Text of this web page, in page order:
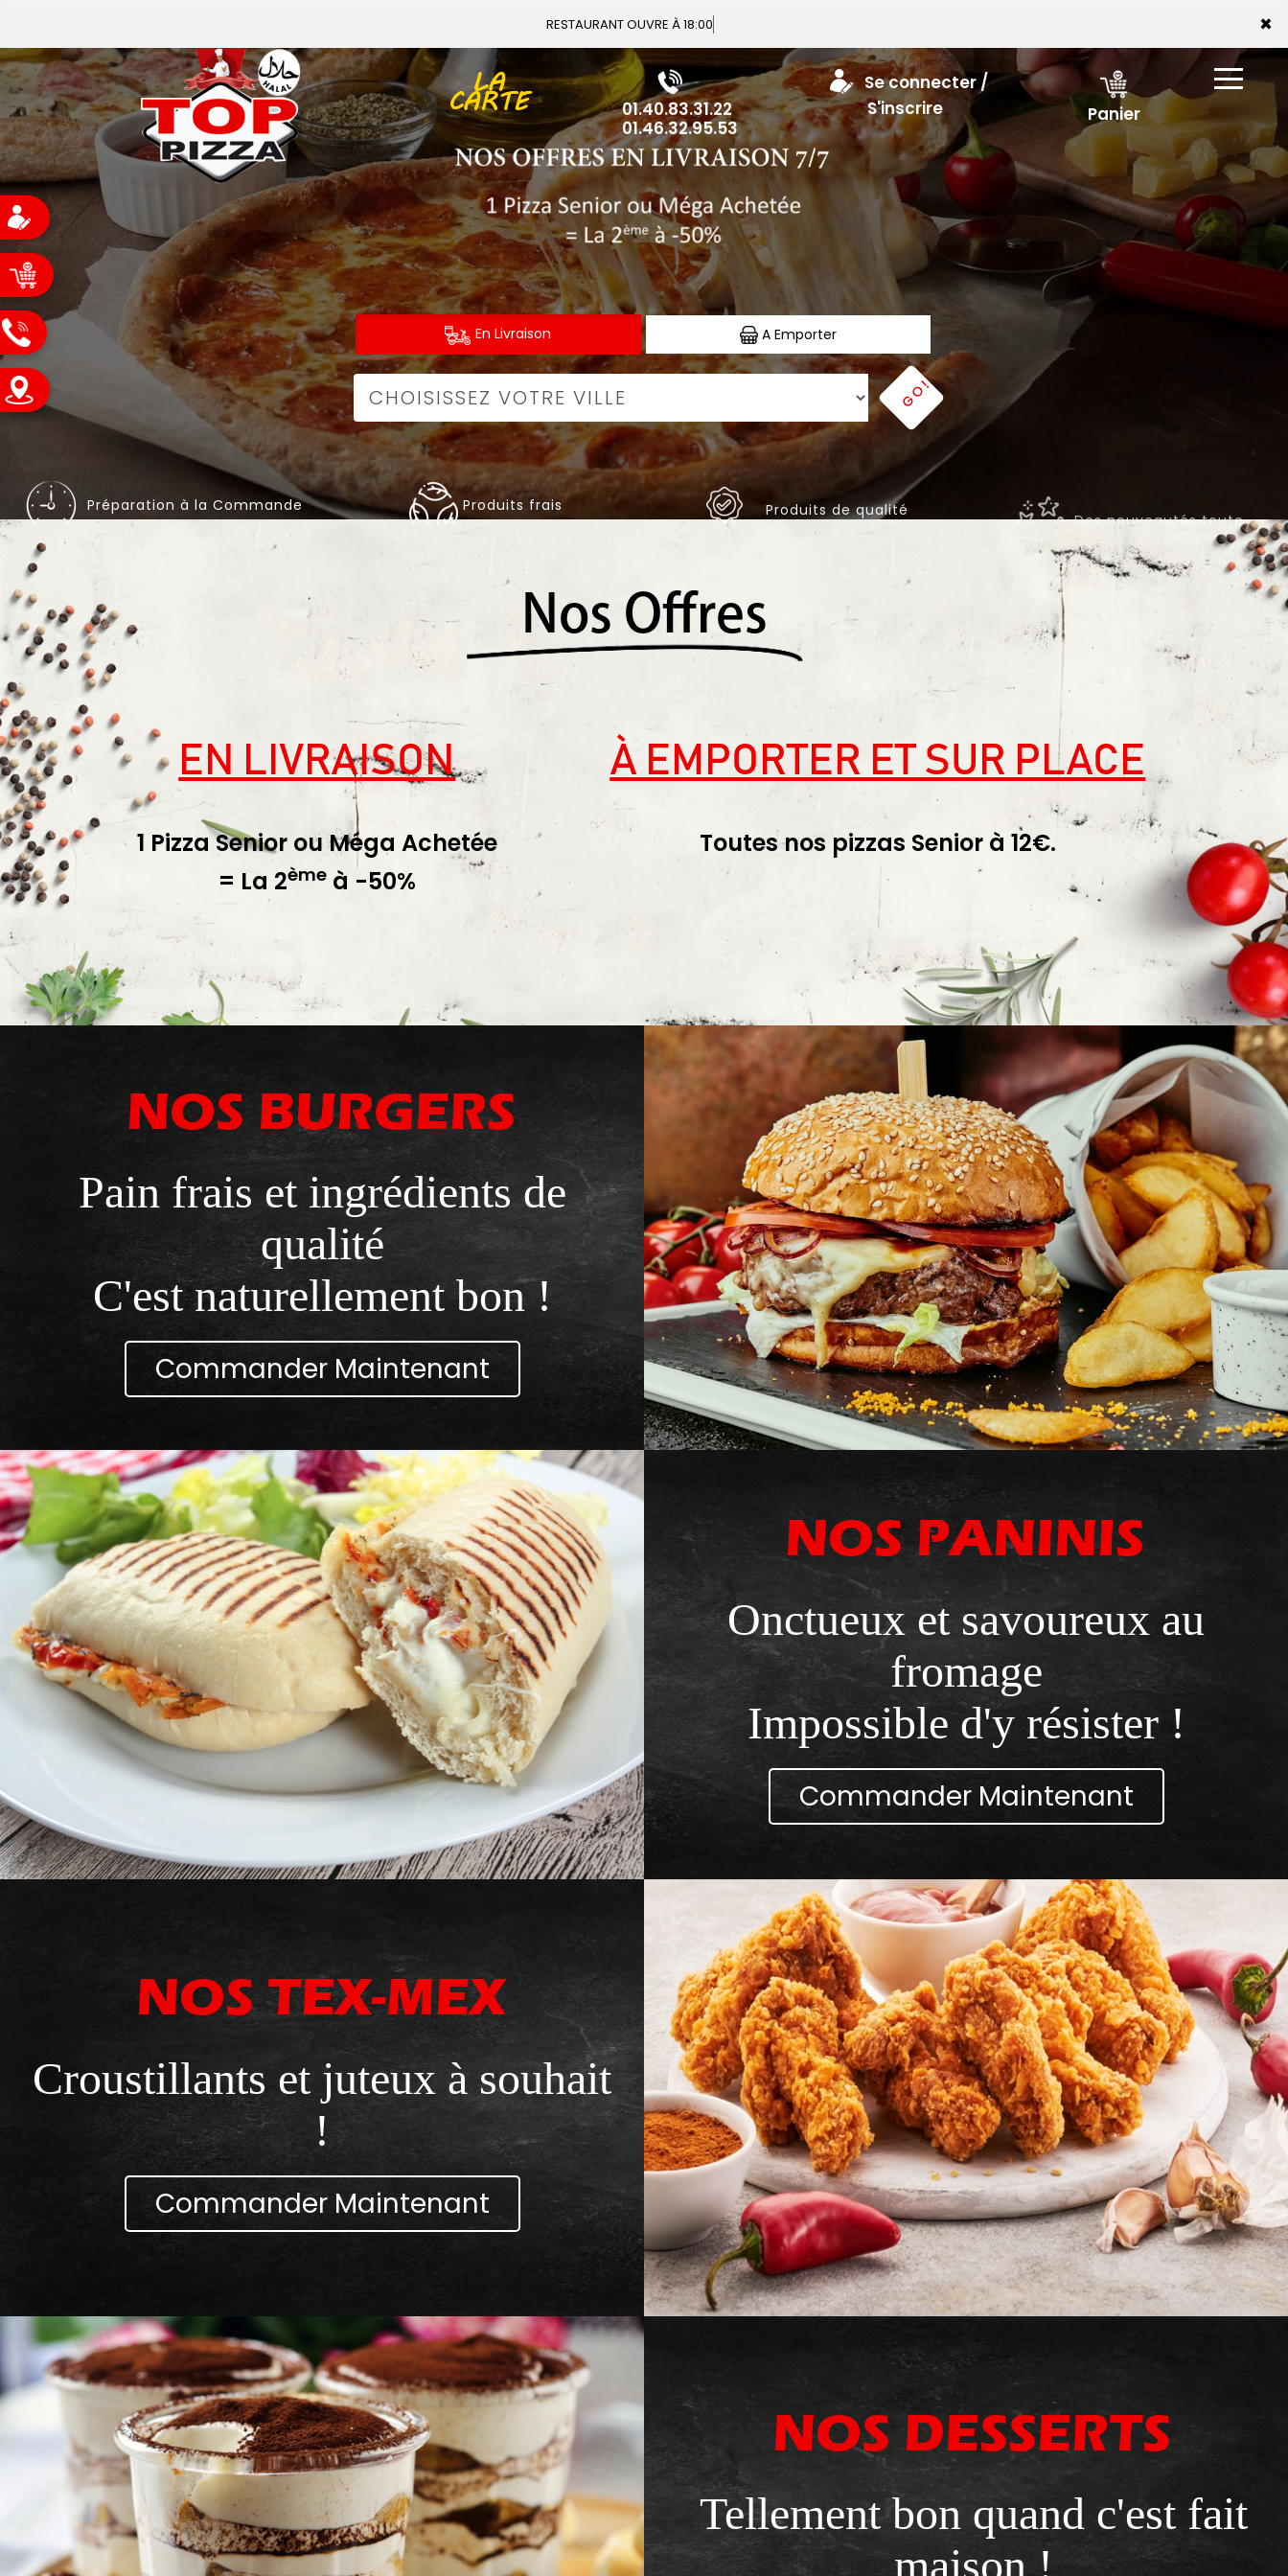
×
Vous p
LA
CARTE
01.40.83.31.22
01.46.32.95.53
Se connecter /
S'inscrire
Panier
En Livraison A Emporter
GO!
Préparation à la Commande Produits frais Produits de qualité
l'année
Nos Offres
EN LIVRAISON
1 Pizza Senior ou Méga Achetée
= La 2èmeà -50%
À EMPORTER ET SUR PLACE
Toutes nos pizzas Senior à 12€.
NOS BURGERS
Pain frais et ingrédients de
qualité
C'est naturellement bon !
Commander Maintenant
NOS PANINIS
Onctueux et savoureux au
fromage
Impossible d'y résister !
Commander Maintenant
NOS TEX-MEX
Croustillants et juteux à souhait
!
Commander Maintenant
NOS DESSERTS
Tellement bon quand c'est fait
maison !